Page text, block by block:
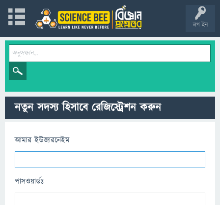
লগ ইন
নতুন সদস্য হিসাবে রেজিস্ট্রেশন করুন
আমার ইউজারনেইম
পাসওয়ার্ডঃ